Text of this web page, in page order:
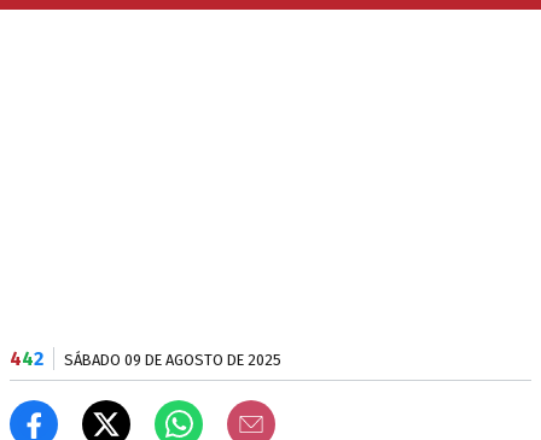
442 SÁBADO 09 DE AGOSTO DE 2025